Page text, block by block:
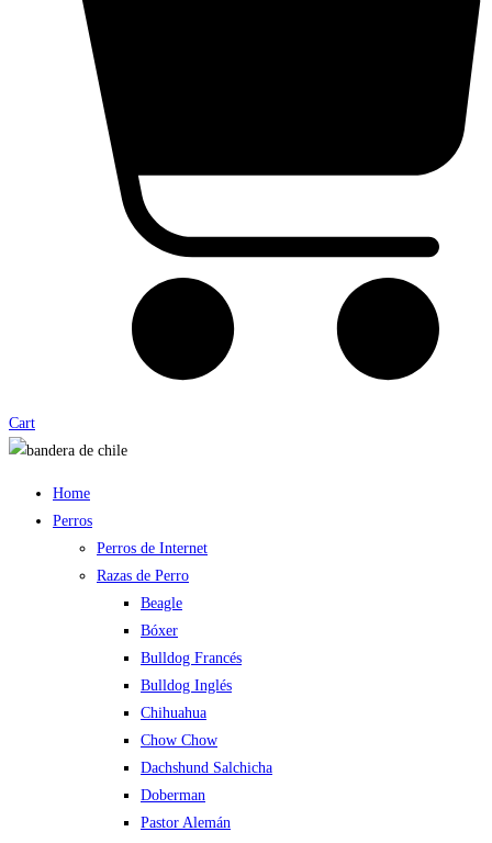
Cart
Home
Perros
Perros de Internet
Razas de Perro
Beagle
Bóxer
Bulldog Francés
Bulldog Inglés
Chihuahua
Chow Chow
Dachshund Salchicha
Doberman
Pastor Alemán